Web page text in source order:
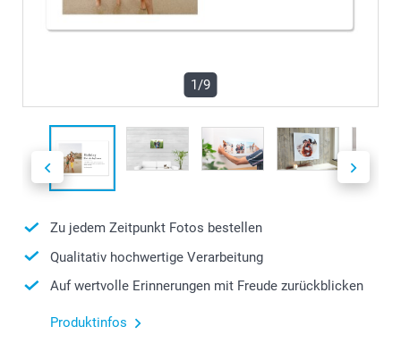
1/9
Zu jedem Zeitpunkt Fotos bestellen
Qualitativ hochwertige Verarbeitung
Auf wertvolle Erinnerungen mit Freude zurückblicken
Produktinfos